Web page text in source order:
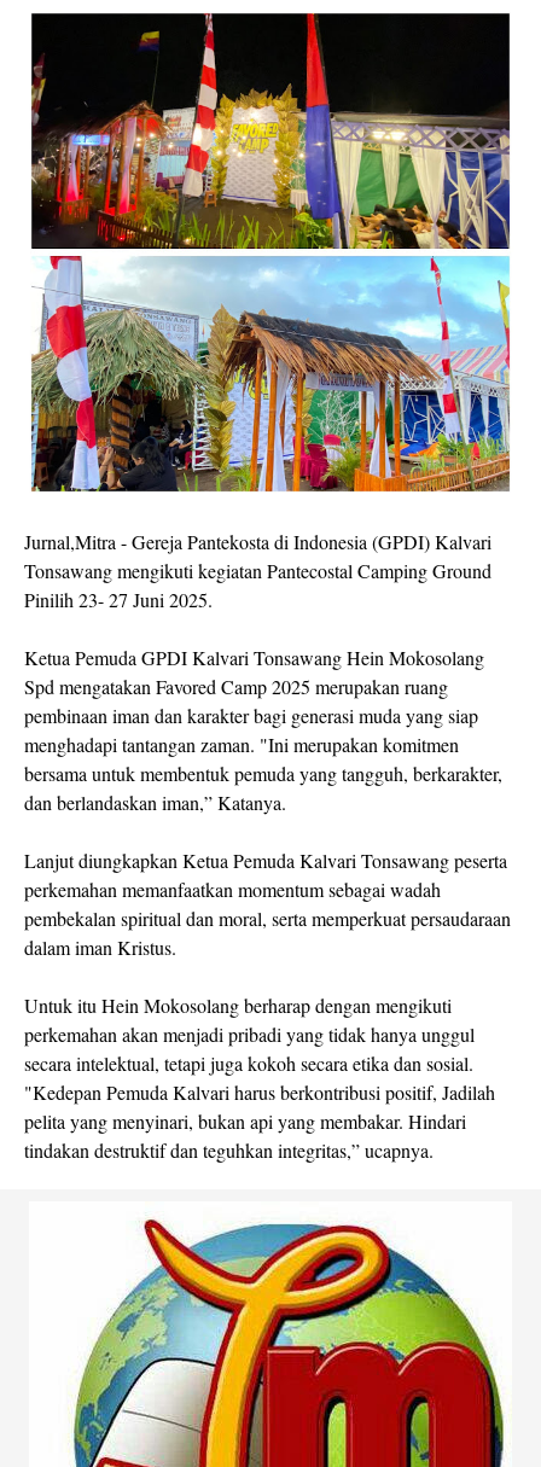
Jurnal,Mitra - Gereja Pantekosta di Indonesia (GPDI) Kalvari
Tonsawang mengikuti kegiatan Pantecostal Camping Ground
Pinilih 23- 27 Juni 2025.
Ketua Pemuda GPDI Kalvari Tonsawang Hein Mokosolang
Spd mengatakan Favored Camp 2025 merupakan ruang
pembinaan iman dan karakter bagi generasi muda yang siap
menghadapi tantangan zaman. "Ini merupakan komitmen
bersama untuk membentuk pemuda yang tangguh, berkarakter,
dan berlandaskan iman,” Katanya.
Lanjut diungkapkan Ketua Pemuda Kalvari Tonsawang peserta
perkemahan memanfaatkan momentum sebagai wadah
pembekalan spiritual dan moral, serta memperkuat persaudaraan
dalam iman Kristus.
Untuk itu Hein Mokosolang berharap dengan mengikuti
perkemahan akan menjadi pribadi yang tidak hanya unggul
secara intelektual, tetapi juga kokoh secara etika dan sosial.
"Kedepan Pemuda Kalvari harus berkontribusi positif, Jadilah
pelita yang menyinari, bukan api yang membakar. Hindari
tindakan destruktif dan teguhkan integritas,” ucapnya.